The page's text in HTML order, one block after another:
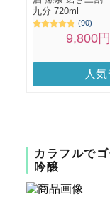
人
カラフルで
吟醸